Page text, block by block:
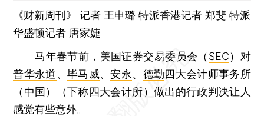
《财新周刊》 记者 王申璐 特派香港记者 郑斐 特派
华盛顿记者 唐家婕
马年春节前，美国证券交易委员会（ SEC）对
普华永道、毕马威、安永、 德勤四大会计师事务所
（中国）（下称四大会计所）做出的行政判决让人
感觉有些意外。